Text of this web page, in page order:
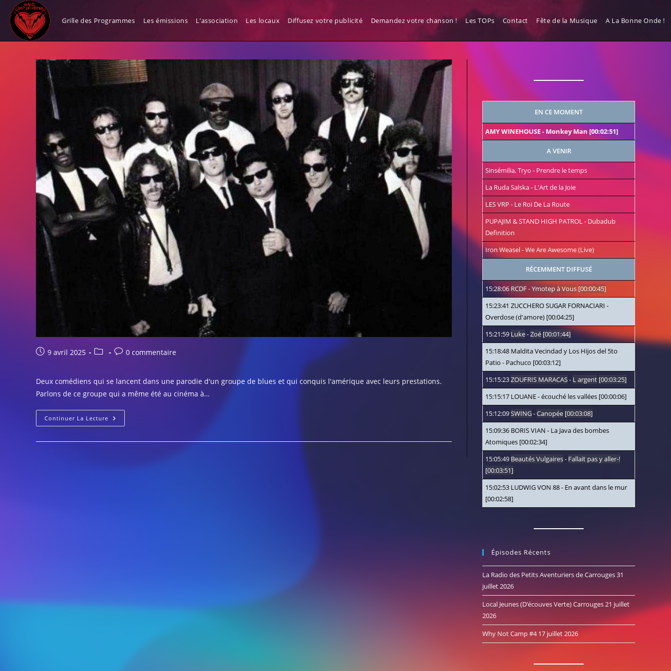
content
Grille des Programmes Les émissions L’association Les locaux Diffusez votre publicité Demandez votre chanson ! Les TOPs Contact Fête de la Musique A La Bonne Onde !
Everybody Needs Somebody To Love
Publication
9 avril 2025
Post
Commentaires
publication :
0 commentaire
Deux comédiens qui se lancent dans une parodie d'un groupe de blues et qui conquis l'amérique avec leurs prestations.
Parlons de ce groupe qui a même été au cinéma à…
Continuer La Lecture Focus
#21
The
EN CE MOMENT
AMY WINEHOUSE- Monkey Man[00:02:51]
A VENIR
Sinsémilia, Tryo - Prendre le temps
La Ruda Salska- L'Art de la Joie
LES VRP - Le Roi De La Route
PUPAJIM & STAND HIGH PATROL- Dubadub
Definition
Iron Weasel-We Are Awesome (Live)
RÉCEMMENT DIFFUSÉ
15:28:06 RCDF-Ymotep à Vous [00:00:45]
15:23:41 ZUCCHERO SUGAR FORNACIARI -
Overdose (d'amore) [00:04:25]
15:21:59 Luke-Zoé [00:01:44]
15:18:48 Maldita Vecindad y Los Hijos del 5to
Patio - Pachuco [00:03:12]
15:15:23ZOUFRIS MARACAS- L argent [00:03:25]
15:15:17 LOUANE-écouché les vallées [00:00:06]
15:12:09SWING-Canopée [00:03:08]
15:09:36 BORIS VIAN - La Java des bombes
Atomiques [00:02:34]
15:05:49 Beautés Vulgaires- Fallait pas y aller-!
[00:03:51]
15:02:53 LUDWIG VON 88- En avant dans le mur
[00:02:58]
Épisodes Récents
La Radio des Petits Aventuriers de Carrouges31
juillet 2026
Local Jeunes (D’écouves Verte) Carrouges21 juillet
2026
Why Not Camp #4 17 juillet 2026